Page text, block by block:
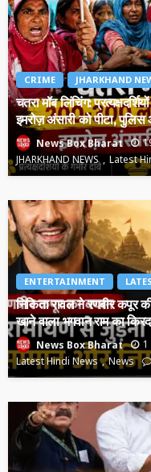
CRIME JHARKHAND
चतरा मॉब लिंचिंग:
इमरोज़ अंसारी को पीटा,
News Box Bharat
JHARKHAND NEWS
Latest
ENTERTAINMENT
निकिता रावल ने रणबीर कपूर
खाने वाला भगवान राम का
News Box Bharat
Latest Hindi News
News